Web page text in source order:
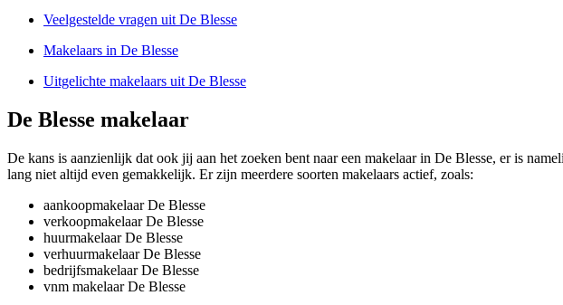
Veelgestelde vragen uit De Blesse
Makelaars in De Blesse
Uitgelichte makelaars uit De Blesse
De Blesse makelaar
De kans is aanzienlijk dat ook jij aan het zoeken bent naar een makelaar in De Blesse, er is
lang niet altijd even gemakkelijk. Er zijn meerdere soorten makelaars actief, zoals:
aankoopmakelaar De Blesse
verkoopmakelaar De Blesse
huurmakelaar De Blesse
verhuurmakelaar De Blesse
bedrijfsmakelaar De Blesse
vnm makelaar De Blesse